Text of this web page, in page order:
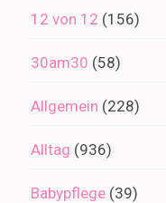
12 von 12 (156)
30am30 (58)
Allgemein (228)
Alltag (936)
Babypflege (39)